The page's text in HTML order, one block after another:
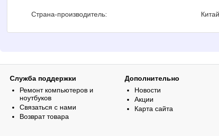
Страна-производитель: Китай
Служба поддержки
Ремонт компьютеров и
ноутбуков
Связаться с нами
Возврат товара
Дополнительно
Новости
Акции
Карта сайта